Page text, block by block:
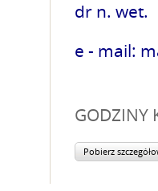
dr n. wet.
e - mail:
GODZINY
Pobierz